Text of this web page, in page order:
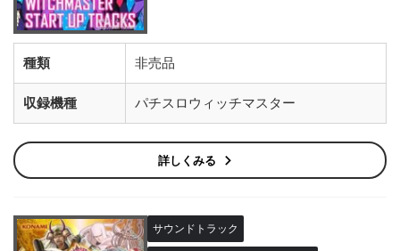
種類 非売品
収録機種 パチスロウィッチマスター
詳しくみる
サウンドトラック